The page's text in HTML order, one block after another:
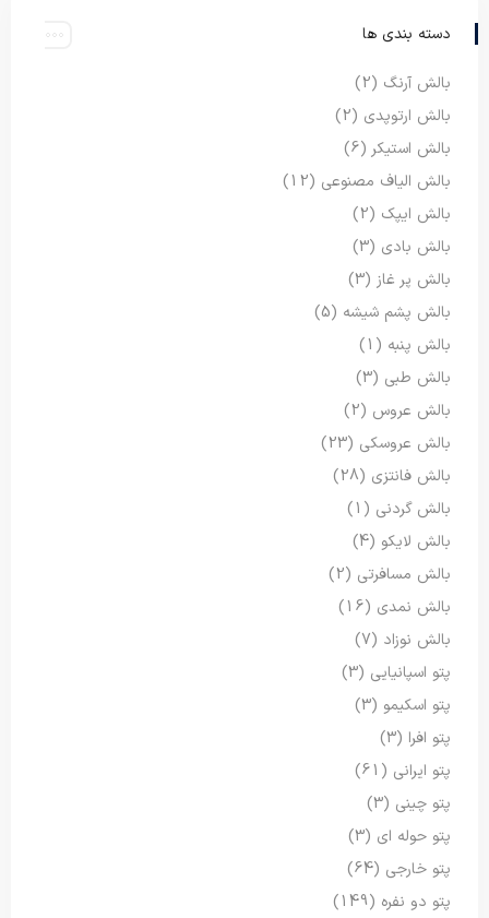
دسته بندی ها
بالش آرنگ (2)
بالش ارتوپدی (2)
بالش استیکر(6)
بالش الیاف مصنوعی (12)
بالش ایپک (2)
بالش بادی (3)
بالش پر غاز (3)
بالش پشم شیشه (5)
بالش پنبه (1)
بالش طبی (3)
بالش عروس (2)
بالش عروسکی (23)
بالش فانتزی (28)
بالش گردنی (1)
بالش لایکو (4)
بالش مسافرتی (2)
بالش نمدی (16)
بالش نوزاد (7)
پتو اسپانیایی (3)
پتو اسکیمو (3)
پتو افرا (3)
پتو ایرانی (61)
پتو چینی (3)
پتو حوله ای (3)
پتو خارجی (64)
پتو دو نفره (149)